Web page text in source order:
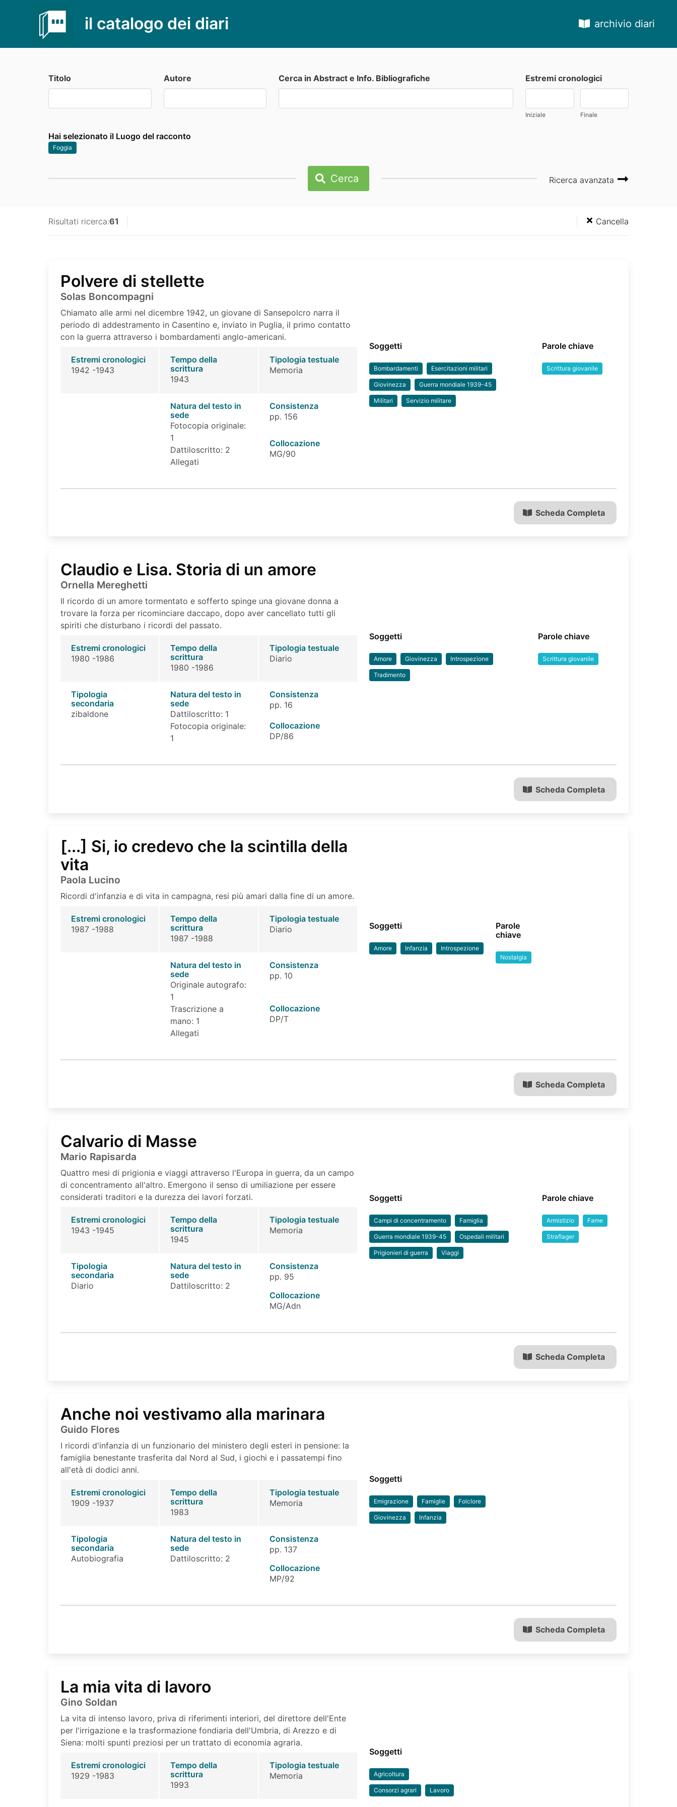
il catalogo dei diari archivio diari
Titolo Autore Cerca in Abstract e Info. Bibliografiche Estremi cronologici
Iniziale Finale
Hai selezionato il Luogo del racconto
Foggia
Cerca Ricerca avanzata
Risultati ricerca:61 Cancella
Polvere di stellette
Solas Boncompagni
Chiamato alle armi nel dicembre 1942, un giovane di Sansepolcro narra il
periodo di addestramento in Casentino e, inviato in Puglia, il primo contatto
con la guerra attraverso i bombardamenti anglo-americani.
Estremi cronologici
1942 -1943
Tempo della
scrittura
1943
Tipologia testuale
Memoria
Natura del testo in
sede
Fotocopia originale:
1
Dattiloscritto: 2
Allegati
Consistenza
pp. 156
Collocazione
MG/90
Soggetti
Bombardamenti Esercitazioni militari
Giovinezza Guerra mondiale 1939-45
Militari Servizio militare
Parole chiave
Scrittura giovanile
Scheda Completa
Claudio e Lisa. Storia di un amore
Ornella Mereghetti
Il ricordo di un amore tormentato e sofferto spinge una giovane donna a
trovare la forza per ricominciare daccapo, dopo aver cancellato tutti gli
spiriti che disturbano i ricordi del passato.
Estremi cronologici
1980 -1986
Tempo della
scrittura
1980 -1986
Tipologia testuale
Diario
Tipologia
secondaria
zibaldone
Natura del testo in
sede
Dattiloscritto: 1
Fotocopia originale:
1
Consistenza
pp. 16
Collocazione
DP/86
Soggetti
Amore Giovinezza Introspezione
Tradimento
Parole chiave
Scrittura giovanile
Scheda Completa
[...] Si, io credevo che la scintilla della
vita
Paola Lucino
Ricordi d'infanzia e di vita in campagna, resi più amari dalla fine di un amore.
Estremi cronologici
1987 -1988
Tempo della
scrittura
1987 -1988
Tipologia testuale
Diario
Natura del testo in
sede
Originale autografo:
1
Trascrizione a
mano: 1
Allegati
Consistenza
pp. 10
Collocazione
DP/T
Soggetti
Amore Infanzia Introspezione
Parole
chiave
Nostalgia
Scheda Completa
Calvario di Masse
Mario Rapisarda
Quattro mesi di prigionia e viaggi attraverso l'Europa in guerra, da un campo
di concentramento all'altro. Emergono il senso di umiliazione per essere
considerati traditori e la durezza dei lavori forzati.
Estremi cronologici
1943 -1945
Tempo della
scrittura
1945
Tipologia testuale
Memoria
Tipologia
secondaria
Diario
Natura del testo in
sede
Dattiloscritto: 2
Consistenza
pp. 95
Collocazione
MG/Adn
Soggetti
Campi di concentramento Famiglia
Guerra mondiale 1939-45 Ospedali militari
Prigionieri di guerra Viaggi
Parole chiave
Armistizio Fame
Straflager
Scheda Completa
Anche noi vestivamo alla marinara
Guido Flores
I ricordi d'infanzia di un funzionario del ministero degli esteri in pensione: la
famiglia benestante trasferita dal Nord al Sud, i giochi e i passatempi fino
all'età di dodici anni.
Estremi cronologici
1909 -1937
Tempo della
scrittura
1983
Tipologia testuale
Memoria
Tipologia
secondaria
Autobiografia
Natura del testo in
sede
Dattiloscritto: 2
Consistenza
pp. 137
Collocazione
MP/92
Soggetti
Emigrazione Famiglie Folclore
Giovinezza Infanzia
Scheda Completa
La mia vita di lavoro
Gino Soldan
La vita di intenso lavoro, priva di riferimenti interiori, del direttore dell'Ente
per l'irrigazione e la trasformazione fondiaria dell'Umbria, di Arezzo e di
Siena: molti spunti preziosi per un trattato di economia agraria.
Estremi cronologici
1929 -1983
Tempo della
scrittura
1993
Tipologia testuale
Memoria
Soggetti
Agricoltura
Consorzi agrari Lavoro